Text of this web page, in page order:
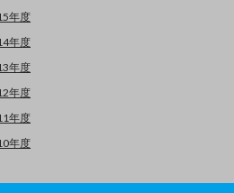
年度
年度
年度
年度
年度
年度